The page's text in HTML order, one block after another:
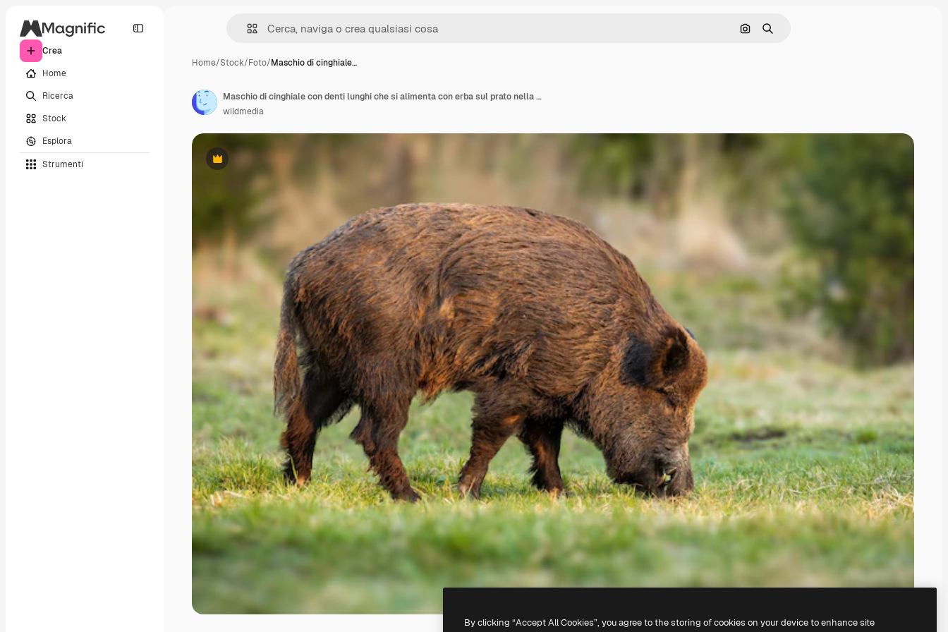
Crea
Home
Ricerca
Stock
Esplora
Strumenti
Cerca per immagine
Ricerca
Home/Stock/Foto/Maschio di cinghiale…
Premium
Maschio di cinghiale con denti lunghi che si alimenta con erba sul prato nella natura primaverile
wildmedia
By clicking “Accept All Cookies”, you agree to the storing of cookies on your device to enhance site